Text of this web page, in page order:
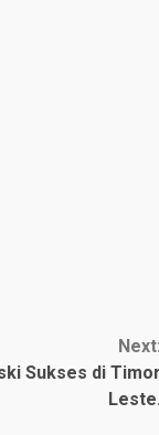
Sukses di